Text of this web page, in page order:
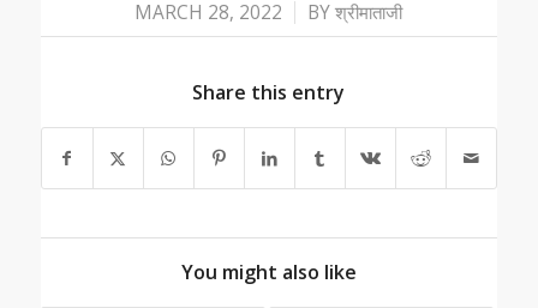
MARCH 28, 2022
/ BYश्रीमाताजी
Share this entry
You might also like